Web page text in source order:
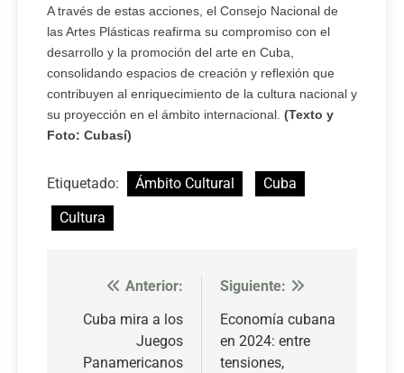
A través de estas acciones, el Consejo Nacional de
las Artes Plásticas reafirma su compromiso con el
desarrollo y la promoción del arte en Cuba,
consolidando espacios de creación y reflexión que
contribuyen al enriquecimiento de la cultura nacional y
su proyección en el ámbito internacional. (Texto y
Foto: Cubasí)
Etiquetado: Ámbito Cultural
Cuba
Cultura
Navegación
de
entradas
Anterior:
Cuba mira a los
Juegos
Panamericanos
Siguiente:
Economía cubana
en 2024: entre
tensiones,